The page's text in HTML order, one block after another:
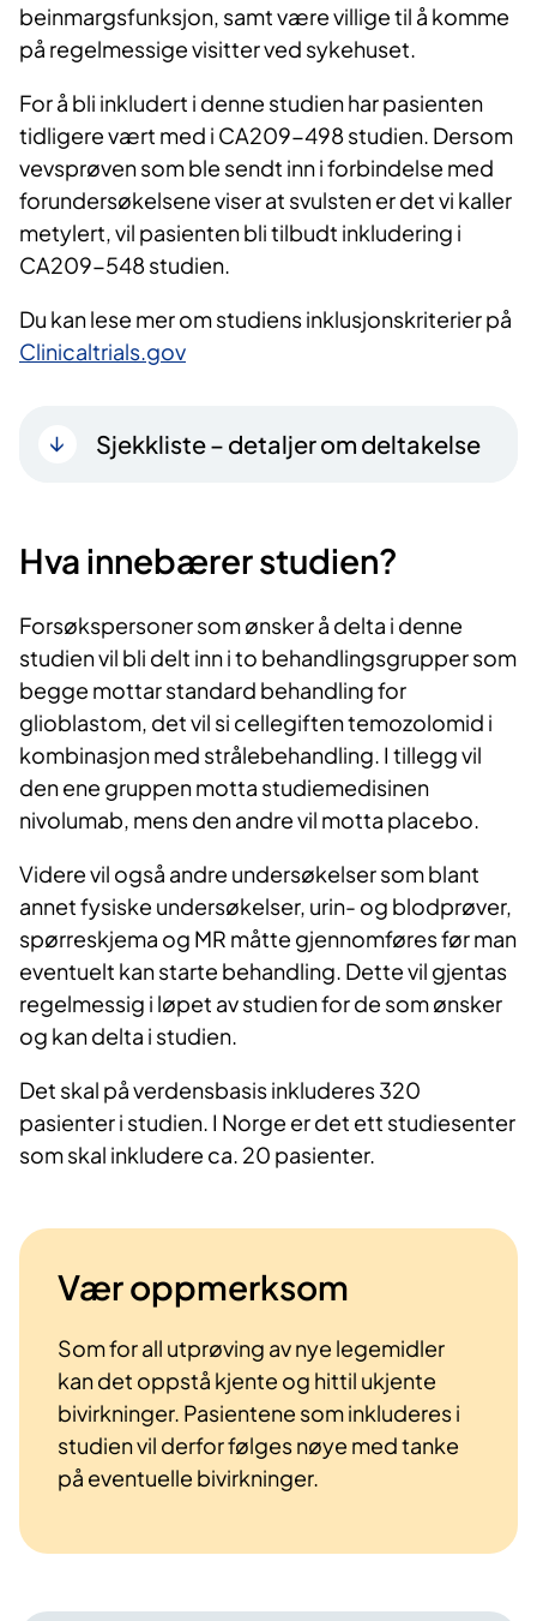
beinmargsfunksjon, samt være villige til å komme
på regelmessige visitter ved sykehuset.
For å bli inkludert i denne studien har pasienten
tidligere vært med i CA209-498 studien. Dersom
vevsprøven som ble sendt inn i forbindelse med
forundersøkelsene viser at svulsten er det vi kaller
metylert, vil pasienten bli tilbudt inkludering i
CA209-548 studien.
Du kan lese mer om studiens inklusjonskriterier på
Clinicaltrials.gov
Sjekkliste – detaljer om deltakelse
Hva innebærer studien?
Forsøkspersoner som ønsker å delta i denne
studien vil bli delt inn i to behandlingsgrupper som
begge mottar standard behandling for
glioblastom, det vil si cellegiften temozolomid i
kombinasjon med strålebehandling. I tillegg vil
den ene gruppen motta studiemedisinen
nivolumab, mens den andre vil motta placebo.
Videre vil også andre undersøkelser som blant
annet fysiske undersøkelser, urin- og blodprøver,
spørreskjema og MR måtte gjennomføres før man
eventuelt kan starte behandling. Dette vil gjentas
regelmessig i løpet av studien for de som ønsker
og kan delta i studien.
Det skal på verdensbasis inkluderes 320
pasienter i studien. I Norge er det ett studiesenter
som skal inkludere ca. 20 pasienter.
Vær oppmerksom
Som for all utprøving av nye legemidler
kan det oppstå kjente og hittil ukjente
bivirkninger. Pasientene som inkluderes i
studien vil derfor følges nøye med tanke
på eventuelle bivirkninger.